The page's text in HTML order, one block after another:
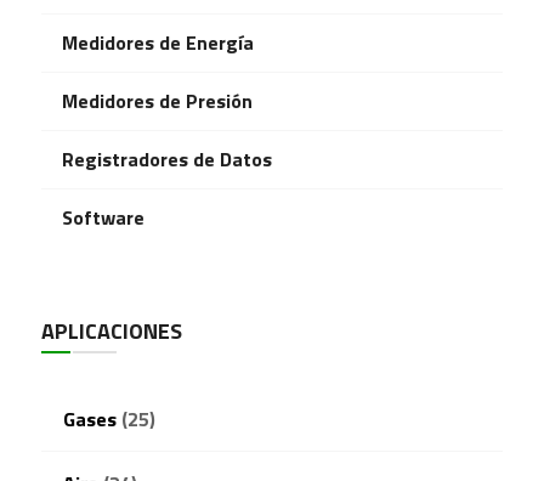
Medidores de Energía
Medidores de Presión
Registradores de Datos
Software
APLICACIONES
Gases(25)